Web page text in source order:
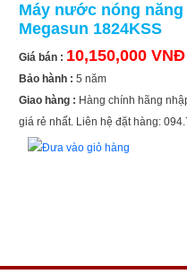
Máy nước nóng
Megasun 1824KSS
Giá bán : 10,150,000 VNĐ
Bảo hành : 5 năm
Giao hàng : Hàng chính hãng
giá rẻ nhất. Liên hệ đặt hàng: